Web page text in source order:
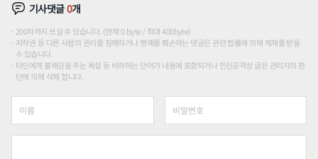
기사댓글0개
200자까지 쓰실 수 있습니다. (현재 0 byte / 최대 400byte)
저작권 등 다른 사람의 권리를 침해하거나 명예를 훼손하는 댓글은 관련 법률에 의해 제재를 받을
수 있습니다.
타인에게 불쾌감을 주는 욕설 등 비하하는 단어가 내용에 포함되거나 인신공격성 글은 관리자의 판
단에 의해 삭제 합니다.